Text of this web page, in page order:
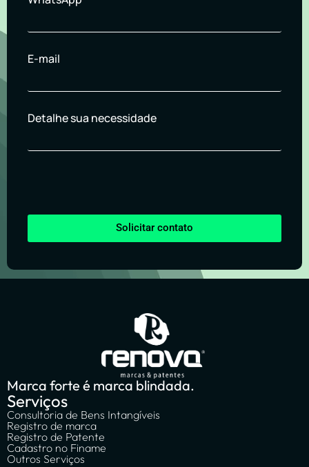
E-mail
Detalhe sua necessidade
Solicitar contato
Marca forte é marca blindada.
Serviços
Consultoria de Bens Intangíveis
Registro de marca
Registro de Patente
Cadastro no Finame
Outros Serviços